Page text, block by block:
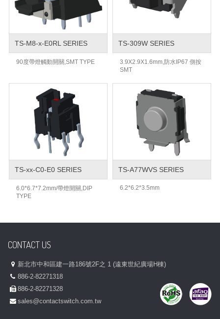
TS-M8-x-E0RL SERIES
90度帶燈觸動開關,SMT TYPE
TS-309W SERIES
3.9X2.9X1.6mm,防水IP67 側按
SMT
TS-xx-C0-E0 SERIES
6.0*6.7*7.2mm/帶燈開關,DIP
TYPE
TS-A77WVS SERIES
6.2*6.2*3.5mm
CONTACT US
新北市中和區建一路186號2F之 1 (遠東世紀廣場H棟)
886-2-82271318
886-2-82271328
sales@contactswitch.com.tw